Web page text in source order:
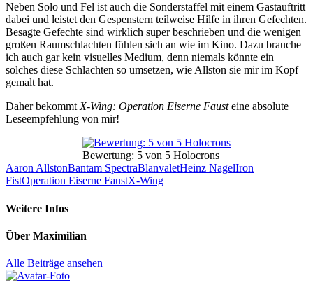
Neben Solo und Fel ist auch die Sonderstaffel mit einem Gastauftritt
dabei und leistet den Gespenstern teilweise Hilfe in ihren Gefechten.
Besagte Gefechte sind wirklich super beschrieben und die wenigen
großen Raumschlachten fühlen sich an wie im Kino. Dazu brauche
ich auch gar kein visuelles Medium, denn niemals könnte ein
solches diese Schlachten so umsetzen, wie Allston sie mir im Kopf
gemalt hat.
Daher bekommtX-Wing: Operation Eiserne Fausteine absolute
Leseempfehlung von mir!
Bewertung: 5 von 5 Holocrons
Aaron AllstonBantam SpectraBlanvaletHeinz NagelIron
FistOperation Eiserne FaustX-Wing
Weitere Infos
Über Maximilian
Alle Beiträge ansehen